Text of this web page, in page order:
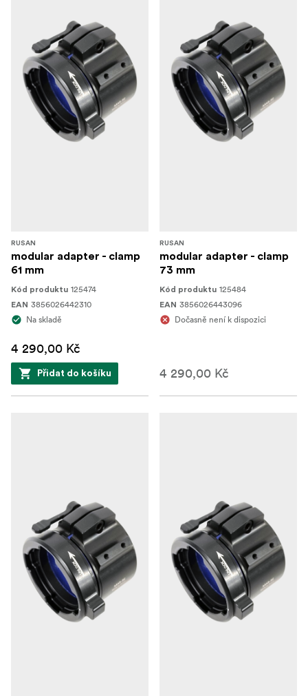
RUSAN
modular adapter - clamp
61 mm
Kód produktu 125474
EAN 3856026442310
Na skladě
4 290,00 Kč
Přidat do košíku
RUSAN
modular adapter - clamp
73 mm
Kód produktu 125484
EAN 3856026443096
Dočasně není k dispozici
4 290,00 Kč